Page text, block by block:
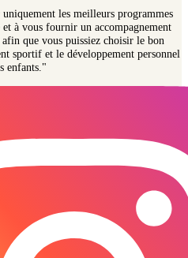
les meilleurs programmes
à vous fournir un accompagnement
que vous puissiez choisir le bon
sportif et le développement personnel
enfants."